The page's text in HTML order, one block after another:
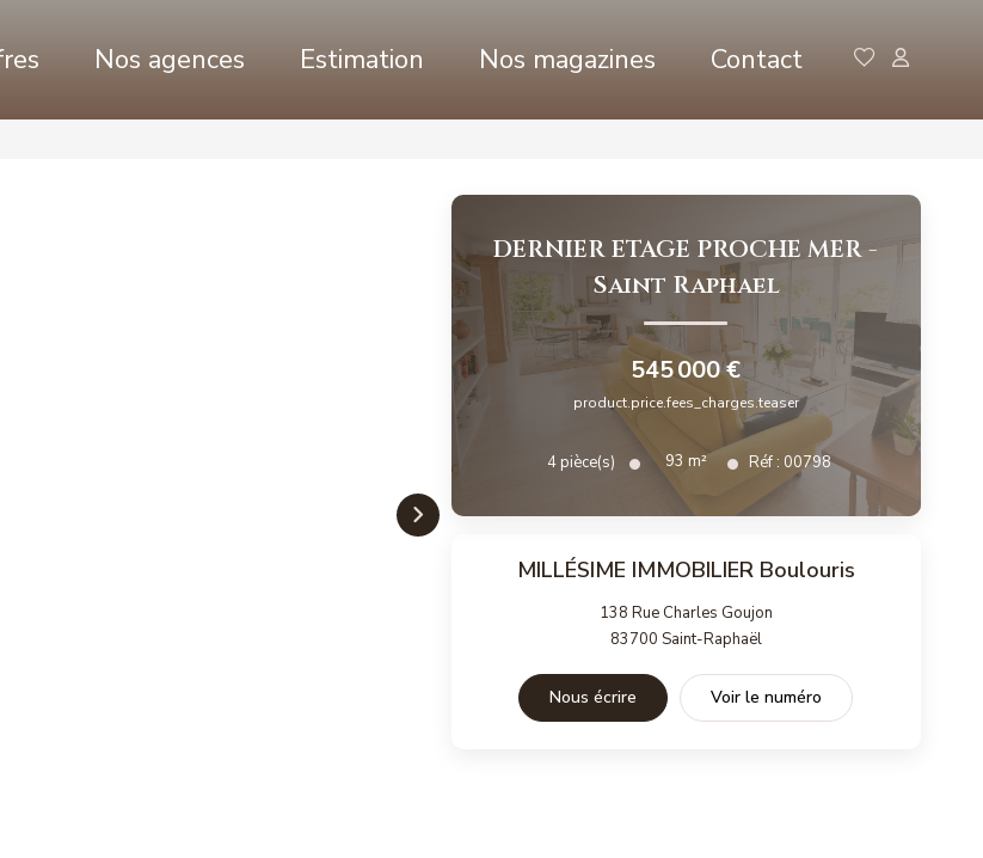
Nos agences Estimation Nos magazines Contact
DERNIER ETAGE PROCHE MER-
Saint Raphael
545 000 €
product.price.fees_charges.teaser
4 pièce(s) 93m² Réf : 00798
MILLÉSIME IMMOBILIER Boulouris
138 Rue Charles Goujon
83700 Saint-Raphaël
Nous écrire Voir le numéro